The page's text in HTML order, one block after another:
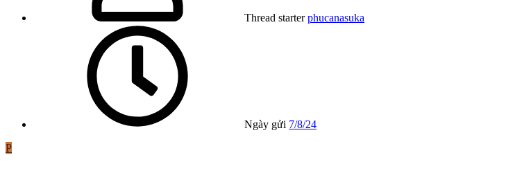
Thread starter phucanasuka
Ngày gửi 7/8/24
P